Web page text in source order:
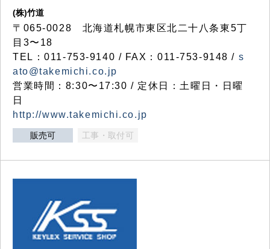
(株)竹道
〒065-0028 北海道札幌市東区北二十八条東5丁
目3〜18
TEL：011-753-9140 / FAX：011-753-9148 / s
ato@takemichi.co.jp
営業時間：8:30〜17:30 / 定休日：土曜日・日曜
日
http://www.takemichi.co.jp
販売可 工事・取付可